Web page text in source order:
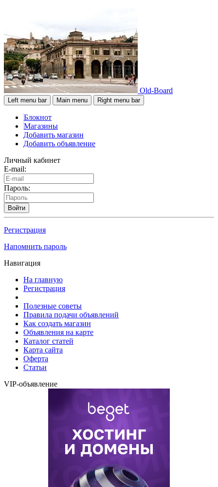
Old-Board
Left menu bar Main menu Right menu bar
Блокнот
Магазины
Добавить магазин
Добавить объявление
Личный кабинет
E-mail:
Пароль:
Войти
Регистрация
Напомнить пароль
Навигация
На главную
Регистрация
Полезные советы
Правила подачи объявлений
Как создать магазин
Объявления на карте
Каталог статей
Карта сайта
Оферта
Статьи
VIP-объявление